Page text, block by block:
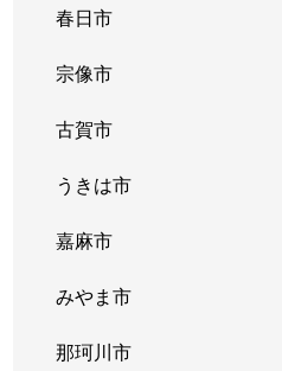
春日市
宗像市
古賀市
うきは市
嘉麻市
みやま市
那珂川市